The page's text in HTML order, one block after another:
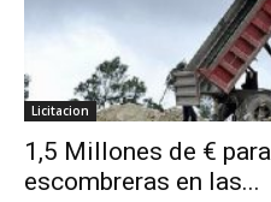
Licitacion
1,5 Millones de €
escombreras en las...